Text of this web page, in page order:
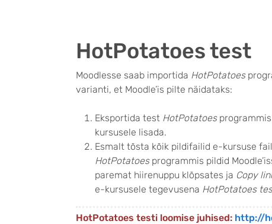
HotPotatoes test
Moodlesse saab importida HotPotatoes
varianti, et Moodle’is pilte näidataks:
Eksportida test HotPotatoesprogrammis
kursusele lisada.
Esmalt tõsta kõik pildifailid e-kursuse
HotPotatoesprogrammis pildid
paremat hiirenuppu klõpsates ja Copy
e-kursusele tegevusena HotPotatoes
HotPotatoes testi loomise juhised: http://